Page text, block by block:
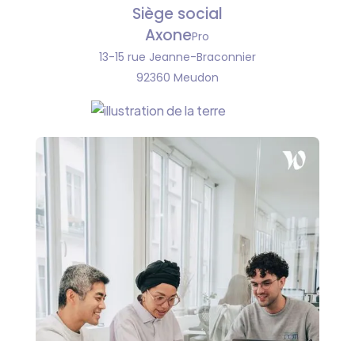
Siège social
‍AxonePro
13-15 rue Jeanne-Braconnier
92360 Meudon